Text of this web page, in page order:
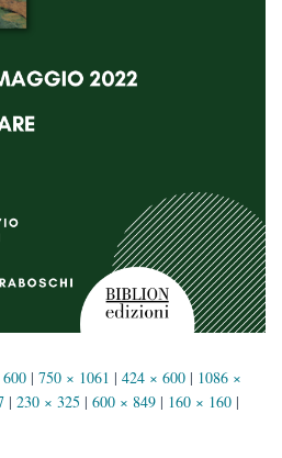
| 750 × 1061 | 424 × 600 | 1086 ×
| 230 × 325 | 600 × 849 | 160 × 160 |